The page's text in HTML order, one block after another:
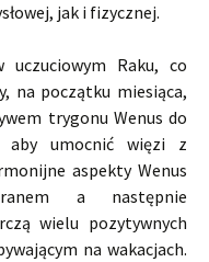
jak i fizycznej.
Raku, co
na początku miesiąca,
trygonu Wenus do
aby umocnić więzi z
aspekty Wenus
a następnie
wielu pozytywnych
na wakacjach.